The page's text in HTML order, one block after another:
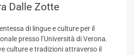
Dalle Zotte
di lingue e culture per il
presso l’Università di Verona.
culture e tradizioni attraverso il